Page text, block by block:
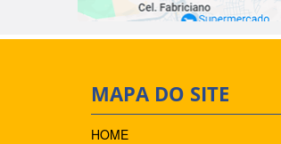
MAPA DO SITE
HOME